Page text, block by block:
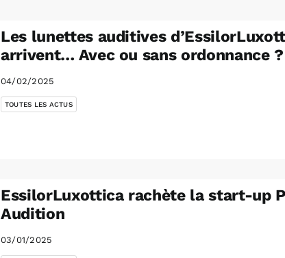
Les lunettes auditives
arrivent… Avec ou sans ordonnance ?
04/02/2025
TOUTES LES ACTUS
EssilorLuxottica rachète la start-up
Audition
03/01/2025